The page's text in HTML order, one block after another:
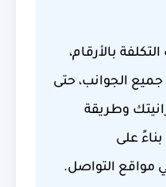
بالأرقام،
جميع الجوانب، حتى
وطريقة
على
مواقع التواصل.